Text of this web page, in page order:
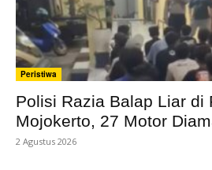
Peristiwa
Polisi Razia Balap Liar di
Mojokerto, 27 Motor
2 Agustus 2026